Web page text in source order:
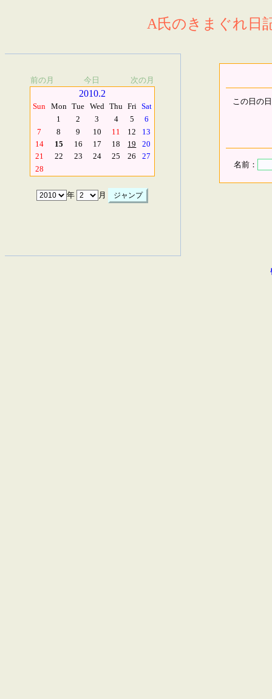
A氏のきまぐれ日
前の月 今日 次の月
2010.2
Sun Mon Tue Wed Thu Fri Sat
1
2 3 4 5
6
7
8 9 10 11 12
13
14
15 16 17 18 19
20
21
22 23 24 25 26
27
28
年 月
この日の
名前：